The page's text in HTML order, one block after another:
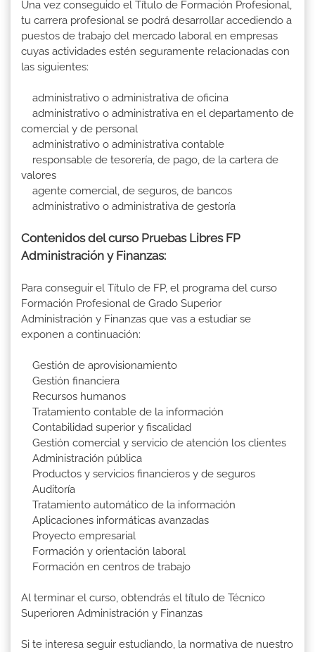
Una vez conseguido el Título de Formación Profesional,
tu carrera profesional se podrá desarrollar accediendo a
puestos de trabajo del mercado laboral en empresas
cuyas actividades estén seguramente relacionadas con
las siguientes:
administrativo o administrativa de oficina
administrativo o administrativa en el departamento de
comercial y de personal
administrativo o administrativa contable
responsable de tesorería, de pago, de la cartera de
valores
agente comercial, de seguros, de bancos
administrativo o administrativa de gestoría
Contenidos del curso Pruebas Libres FP
Administración y Finanzas:
Para conseguir el Título de FP, el programa del curso
Formación Profesional de Grado Superior
Administración y Finanzas que vas a estudiar se
exponen a continuación:
Gestión de aprovisionamiento
Gestión financiera
Recursos humanos
Tratamiento contable de la información
Contabilidad superior y fiscalidad
Gestión comercial y servicio de atención los clientes
Administración pública
Productos y servicios financieros y de seguros
Auditoría
Tratamiento automático de la información
Aplicaciones informáticas avanzadas
Proyecto empresarial
Formación y orientación laboral
Formación en centros de trabajo
Al terminar el curso, obtendrás el título de Técnico
Superioren Administración y Finanzas
Si te interesa seguir estudiando, la normativa de nuestro